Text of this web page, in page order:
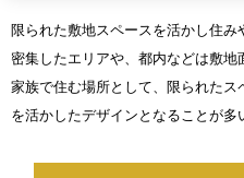
限られた敷地スペースを活かし住
密集したエリアや、都内などは敷地
家族で住む場所として、限られた
を活かしたデザインとなることが多